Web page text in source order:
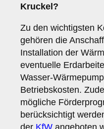
Kruckel?
Zu den wichtigsten
gehören die
Installation der
eventuelle
Wasser-
Betriebskosten.
mögliche
berücksichtigt